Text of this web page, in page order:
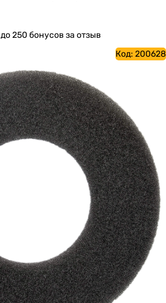
до 250 бонусов за отзыв
Код: 200628